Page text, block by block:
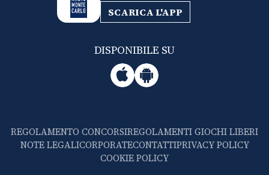
SCARICA L'APP
DISPONIBILE SU
REGOLAMENTO CONCORSIREGOLAMENTI GIOCHI LIBERI
NOTE LEGALICORPORATECONTATTIPRIVACY POLICY
COOKIE POLICY